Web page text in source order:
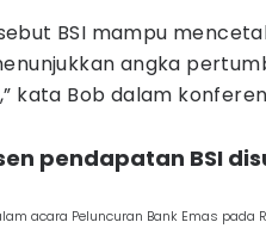
BSI mampu
angka
kata Bob dalam
pendapatan BSI
acara Peluncuran Bank Emas